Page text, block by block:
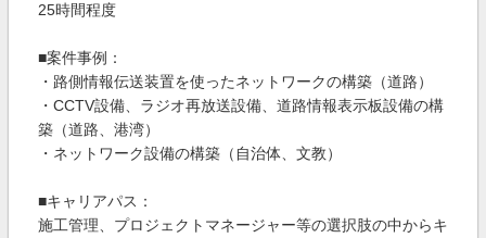
25時間程度
■案件事例：
・路側情報伝送装置を使ったネットワークの構築（道路）
・CCTV設備、ラジオ再放送設備、道路情報表示板設備の構
築（道路、港湾）
・ネットワーク設備の構築（自治体、文教）
■キャリアパス：
施工管理、プロジェクトマネージャー等の選択肢の中からキ